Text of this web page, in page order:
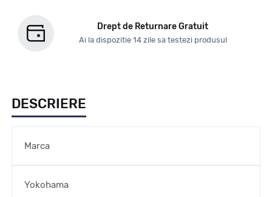
Drept de Returnare Gratuit
Ai la dispozitie 14 zile sa testezi produsul
DESCRIERE
Marca
Yokohama